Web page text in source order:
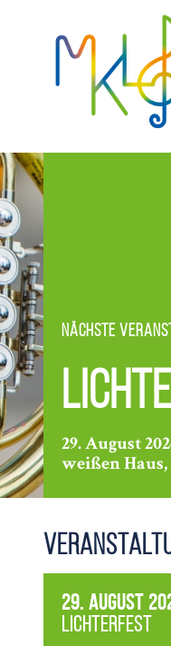
Nächste
29. August
weißen
29. August
Lichterfest